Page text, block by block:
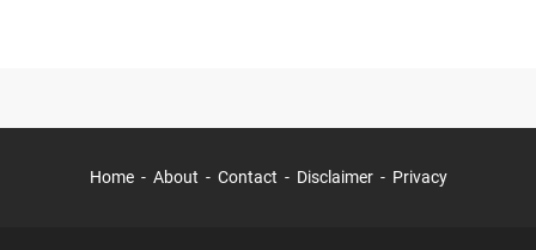
Home About Contact Disclaimer Privacy